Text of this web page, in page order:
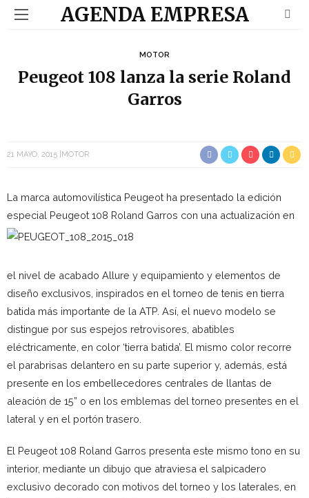
AGENDA EMPRESA
MOTOR
Peugeot 108 lanza la serie Roland
Garros
21 MAYO, 2015 MOTOR
La marca automovilística Peugeot ha presentado la edición
especial Peugeot 108 Roland Garros con una actualización en
el nivel de acabado Allure y equipamiento y elementos de
diseño exclusivos, inspirados en el torneo de tenis en tierra
batida más importante de la ATP. Así, el nuevo modelo se
distingue por sus espejos retrovisores, abatibles
eléctricamente, en color ‘tierra batida’. El mismo color recorre
el parabrisas delantero en su parte superior y, además, está
presente en los embellecedores centrales de llantas de
aleación de 15” o en los emblemas del torneo presentes en el
lateral y en el portón trasero.
El Peugeot 108 Roland Garros presenta este mismo tono en su
interior, mediante un dibujo que atraviesa el salpicadero
exclusivo decorado con motivos del torneo y los laterales, en